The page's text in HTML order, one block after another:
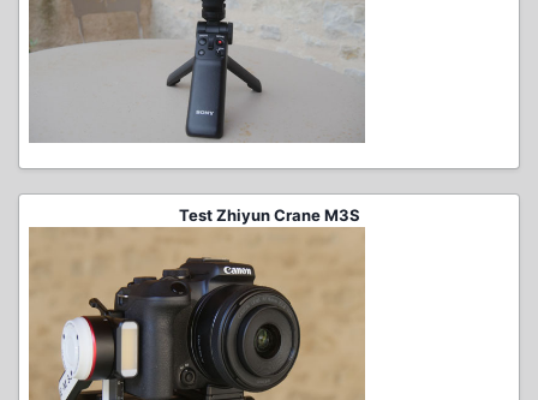
Test Zhiyun Crane M3S